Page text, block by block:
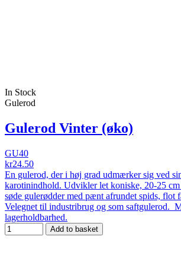
In Stock
Gulerod
Gulerod Vinter (øko)
GU40
kr24.50
En gulerod, der i høj grad udmærker sig ved
karotinindhold. Udvikler let koniske, 20-25 cm
søde gulerødder med pænt afrundet spids, flot
Velegnet til industribrug og som saftgulerod.
lagerholdbarhed.
Add to basket